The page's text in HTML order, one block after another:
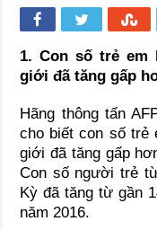
1. Con số trẻ em
giới đã tăng gấp
Hãng thông tấn
cho biết con số trẻ
giới đã tăng gấp
Con số người trẻ
Kỳ đã tăng từ gần
năm 2016.